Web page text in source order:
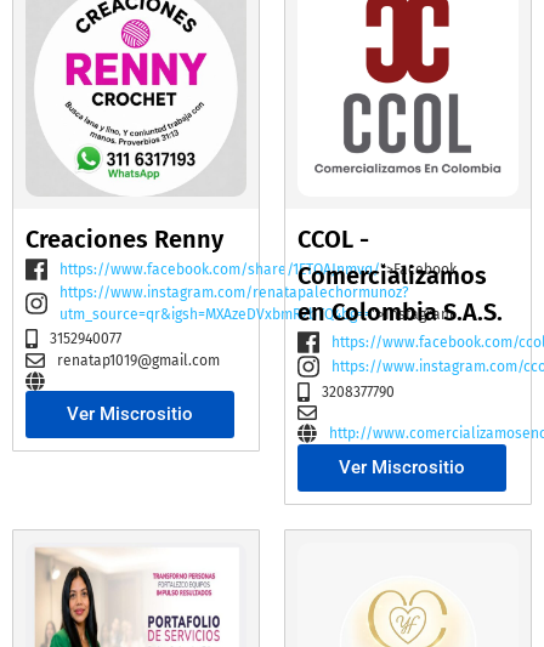
Creaciones Renny
https://www.facebook.com/share/1ETQAJnmvq/">Facebook
https://www.instagram.com/renatapalechormunoz?
utm_source=qr&igsh=MXAzeDVxbmR2bTQ4bg==">Instagram
3152940077
renatap1019@gmail.com
Ver Miscrositio
CCOL -
Comercializamos
en Colombia S.A.S.
https://www.facebook.com/
https://www.instagram.com/
3208377790
http://
Ver Miscrositio